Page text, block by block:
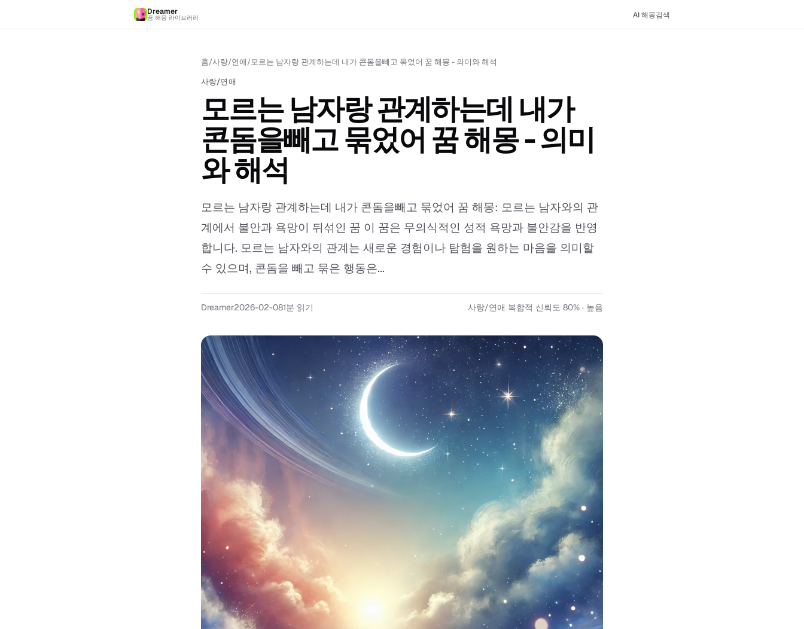
Dreamer
꿈 해몽 라이브러리 AI 해몽검색
홈/사랑/연애/모르는 남자랑 관계하는데 내가 콘돔을빼고 묶었어 꿈 해몽 - 의미와 해석
사랑/연애
모르는 남자랑 관계하는데 내가
콘돔을빼고 묶었어 꿈 해몽 - 의미
와 해석
모르는 남자랑 관계하는데 내가 콘돔을빼고 묶었어 꿈 해몽: 모르는 남자와의 관
계에서 불안과 욕망이 뒤섞인 꿈 이 꿈은 무의식적인 성적 욕망과 불안감을 반영
합니다. 모르는 남자와의 관계는 새로운 경험이나 탐험을 원하는 마음을 의미할
수 있으며, 콘돔을 빼고 묶은 행동은...
Dreamer2026-02-081분 읽기 사랑/연애 복합적 신뢰도 80% · 높음